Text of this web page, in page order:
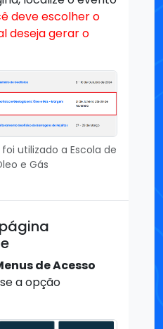
deve escolher o
deseja gerar o
utilizado a Escola de
e Gás
de Acesso
a opção